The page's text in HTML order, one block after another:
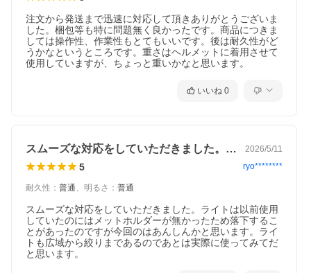
注文から発送まで迅速に対応して頂きありがとうございま
した。梱包等も特に問題無く良かったです。商品につきま
しては操作性、作業性もとてもいいです。後は耐久性がど
うかなというところです。重さはヘルメットに着用させて
使用していますが、ちょっと重いかなと思います。
いいね 0
スムーズな対応をしていただきました。ラ… 2026/5/11
5 ryo********
耐久性 ： 普通、 明るさ ： 普通
スムーズな対応をしていただきました。ライトは以前使用
していたのにはメットホルダーが無かったため落下するこ
とがあったのですが今回のはあんしんかと思います。ライ
トも広域から絞りまであるのであとは実際に使ってみてだ
と思います。